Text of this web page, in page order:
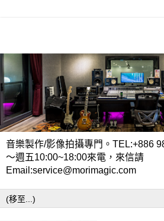
音樂製作/影像拍攝專門。TEL:+886
～週五10:00~18:00來電，來信請
Email:service@morimagic.com